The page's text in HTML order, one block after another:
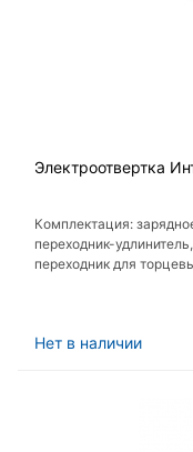
Электроотвертка
Комплектация:
переходник-
переходник для
Нет в наличии